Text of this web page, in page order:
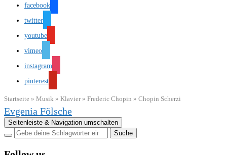
facebook
twitter
youtube
vimeo
instagram
pinterest
Startseite » Musik » Klavier» Frederic Chopin » Chopin Scherzi
Evgenia Fölsche
Seitenleiste & Navigation umschalten